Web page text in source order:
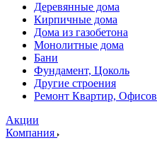
Деревянные дома
Кирпичные дома
Дома из газобетона
Монолитные дома
Бани
Фундамент, Цоколь
Другие строения
Ремонт Квартир, Офисов
Акции
Компания